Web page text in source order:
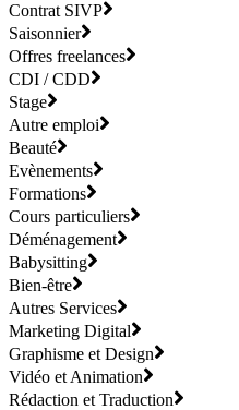
Contrat SIVP
Saisonnier
Offres freelances
CDI / CDD
Stage
Autre emploi
Beauté
Evènements
Formations
Cours particuliers
Déménagement
Babysitting
Bien-être
Autres Services
Marketing Digital
Graphisme et Design
Vidéo et Animation
Rédaction et Traduction